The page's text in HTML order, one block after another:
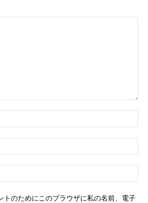
前
*
メ
ー
*ェ
トのためにこのブラウザに私の名前、電子